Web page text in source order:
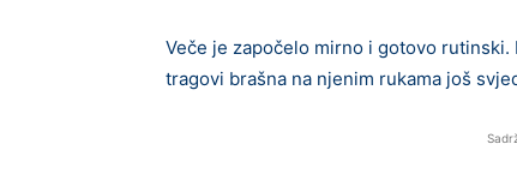
Veče je započelo mirno i gotovo
tragovi brašna na njenim rukama još